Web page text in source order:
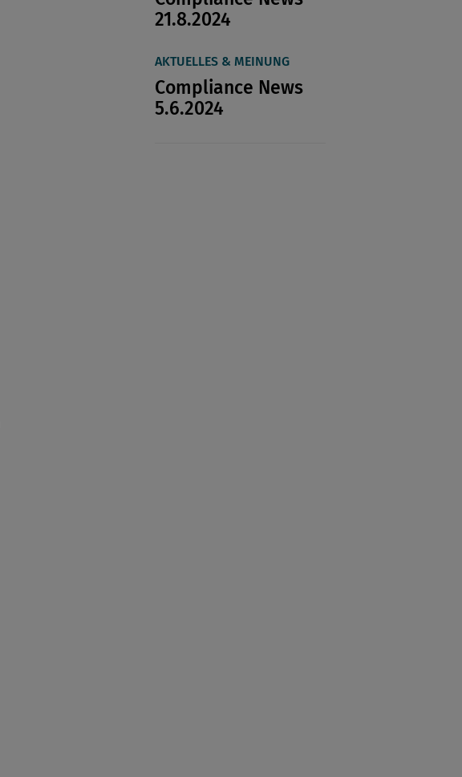
21.8.2024
AKTUELLES & MEINUNG
Compliance News
5.6.2024